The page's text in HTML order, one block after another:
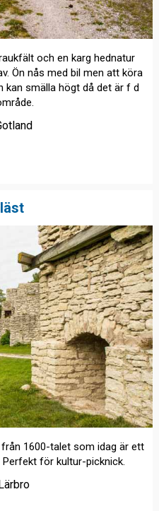
och en karg hednatur
Ön nås med bil men att köra
kan smälla högt då det är f d
1600-talet som idag är ett
för kultur-picknick.